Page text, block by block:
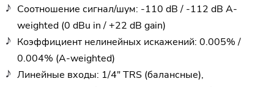
Соотношение сигнал/шум: -110 dB / -112 dB A-
weighted (0 dBu in / +22 dB gain)
Коэффициент нелинейных искажений: 0.005% /
0.004% (A-weighted)
Линейные входы: 1/4" TRS (балансные),